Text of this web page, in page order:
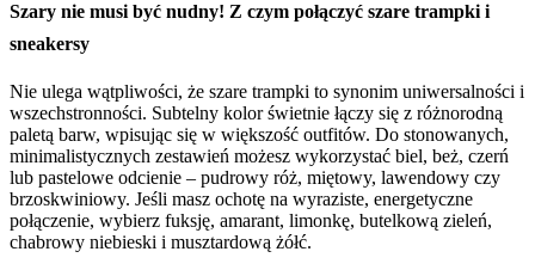
Szary nie musi być nudny! Z czym połączyć szare trampki i
sneakersy
Nie ulega wątpliwości, że szare trampki to synonim uniwersalności i
wszechstronności. Subtelny kolor świetnie łączy się z różnorodną
paletą barw, wpisując się w większość outfitów. Do stonowanych,
minimalistycznych zestawień możesz wykorzystać biel, beż, czerń
lub pastelowe odcienie – pudrowy róż, miętowy, lawendowy czy
brzoskwiniowy. Jeśli masz ochotę na wyraziste, energetyczne
połączenie, wybierz fuksję, amarant, limonkę, butelkową zieleń,
chabrowy niebieski i musztardową żółć.